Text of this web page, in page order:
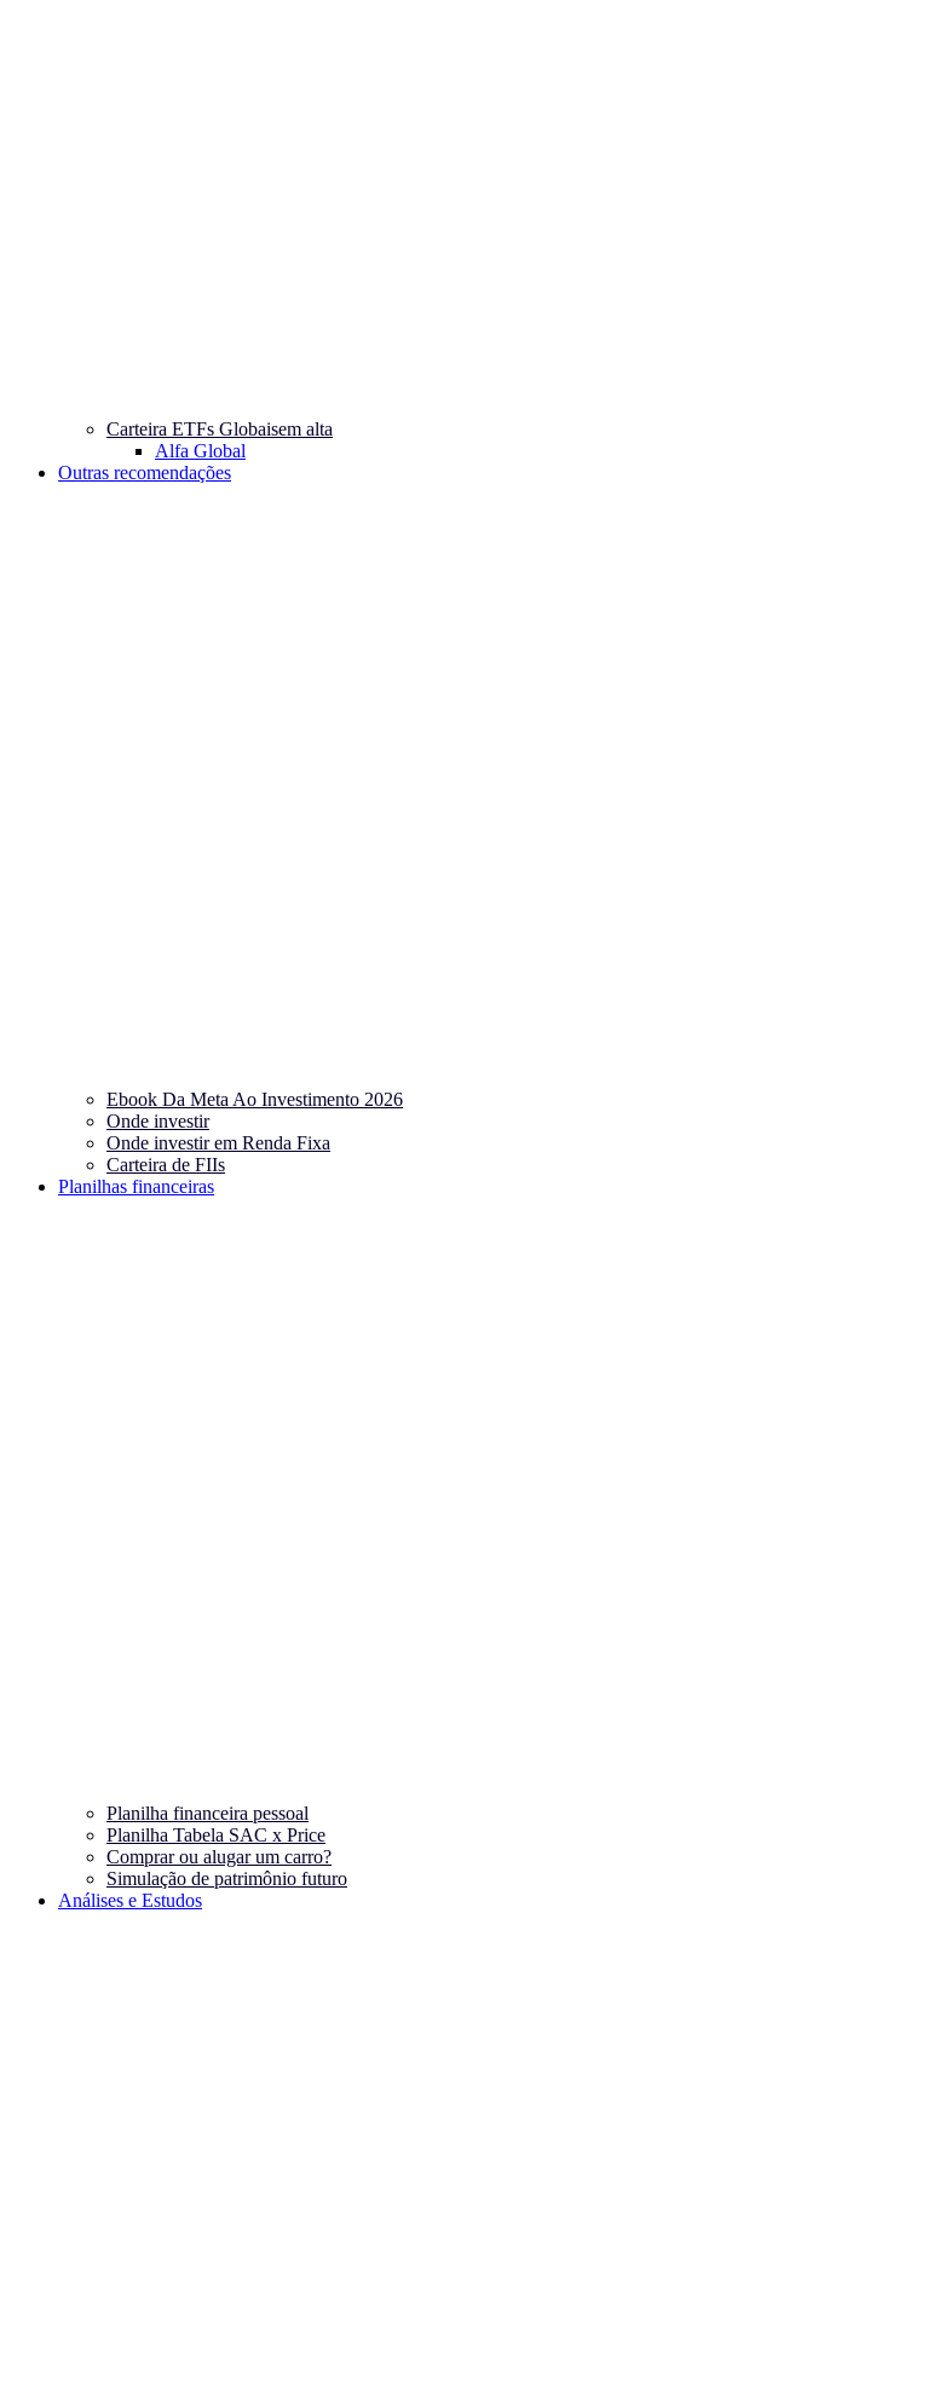
Carteira ETFs Globaisem alta
Alfa Global
Outras recomendações
Ebook Da Meta Ao Investimento 2026
Onde investir
Onde investir em Renda Fixa
Carteira de FIIs
Planilhas financeiras
Planilha financeira pessoal
Planilha Tabela SAC x Price
Comprar ou alugar um carro?
Simulação de patrimônio futuro
Análises e Estudos